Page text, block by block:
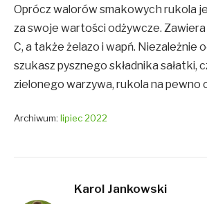
Oprócz walorów smakowych rukola
za swoje wartości odżywcze. Zawiera
C, a także żelazo i wapń. Niezależnie
szukasz pysznego składnika sałatki,
zielonego warzywa, rukola na pewno
Archiwum: lipiec 2022
Karol Jankowski